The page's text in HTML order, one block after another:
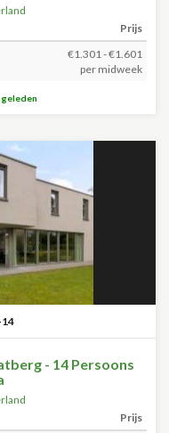
Prijs
€1.301 - €1.601
per midweek
- 14 Persoons
Prijs